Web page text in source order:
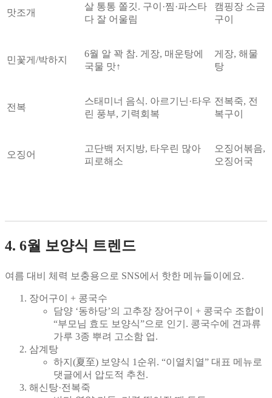
맛조개
살 통통 쫄깃. 구이·찜·파스타
다 잘 어울림
캠핑장 소금
구이
민꽃게/박하지
6월 알 꽉 참. 게장, 매운탕에
국물 맛↑
게장, 해물
탕
전복
스태미너 음식. 아르기닌·타우
린 풍부, 기력회복
전복죽, 전
복구이
오징어
고단백 저지방, 타우린 많아
피로해소
오징어볶음,
오징어국
4. 6월 보양식 트렌드
여름 대비 체력 보충용으로 SNS에서 핫한 메뉴들이에요.
장어구이 + 콩국수
담양 ‘동하당’의 고추장 장어구이 + 콩국수 조합이
“부모님 효도 보양식”으로 인기. 콩국수에 견과류
가루 3종 뿌려 고소함 업.
삼계탕
하지(夏至) 보양식 1순위. “이열치열” 대표 메뉴로
댓글에서 압도적 추천.
해신탕·전복죽